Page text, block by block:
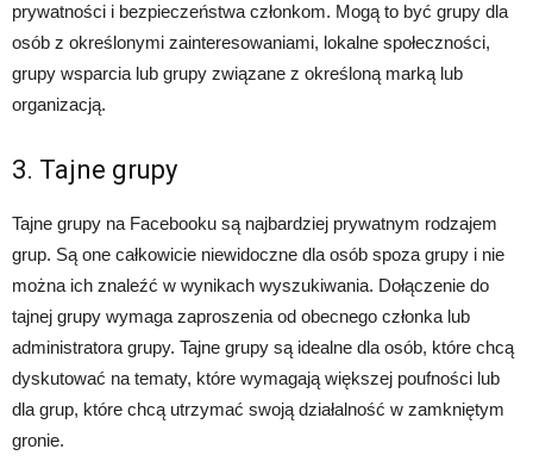
prywatności i bezpieczeństwa członkom. Mogą to być grupy dla
osób z określonymi zainteresowaniami, lokalne społeczności,
grupy wsparcia lub grupy związane z określoną marką lub
organizacją.
3. Tajne grupy
Tajne grupy na Facebooku są najbardziej prywatnym rodzajem
grup. Są one całkowicie niewidoczne dla osób spoza grupy i nie
można ich znaleźć w wynikach wyszukiwania. Dołączenie do
tajnej grupy wymaga zaproszenia od obecnego członka lub
administratora grupy. Tajne grupy są idealne dla osób, które chcą
dyskutować na tematy, które wymagają większej poufności lub
dla grup, które chcą utrzymać swoją działalność w zamkniętym
gronie.